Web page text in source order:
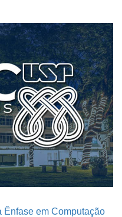
Ênfase em Computação